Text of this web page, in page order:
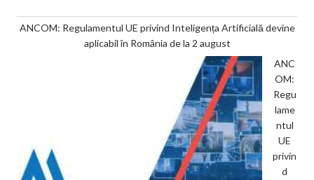
ANCOM: Regulamentul UE privind Inteligența Artificială devine
aplicabil în România de la 2 august
ANC
OM:
Regu
lame
ntul
UE
privin
d